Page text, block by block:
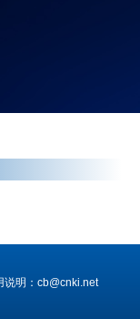
说明：cb@cnki.net